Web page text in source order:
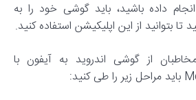
داده باشید، باید گوشی خود را به
تا بتوانید از این اپلیکیشن استفاده کنید.
از گوشی اندروید به آیفون با